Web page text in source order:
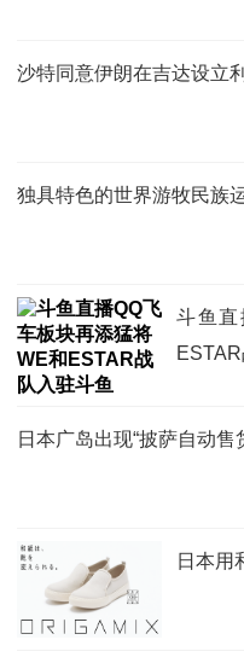
沙特同意伊朗在吉达设立
独具特色的世界游牧民族
斗鱼
日本广岛出现“披萨自动售
日本用